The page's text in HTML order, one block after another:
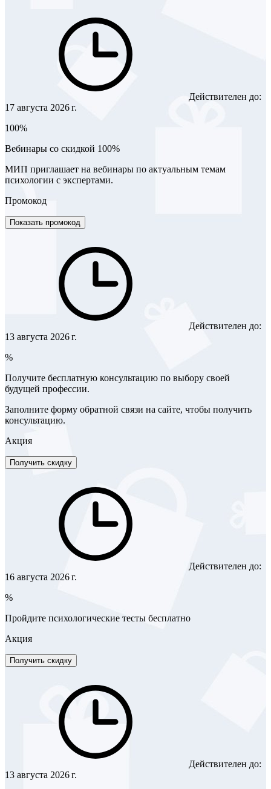
Действителен до:
17 августа 2026 г.
100%
Вебинары со скидкой 100%
МИП приглашает на вебинары по актуальным темам
психологии с экспертами.
Промокод
Показать промокод
Действителен до:
13 августа 2026 г.
%
Получите бесплатную консультацию по выбору своей
будущей профессии.
Заполните форму обратной связи на сайте, чтобы получить
консультацию.
Акция
Получить скидку
Действителен до:
16 августа 2026 г.
%
Пройдите психологические тесты бесплатно
Акция
Получить скидку
Действителен до:
13 августа 2026 г.